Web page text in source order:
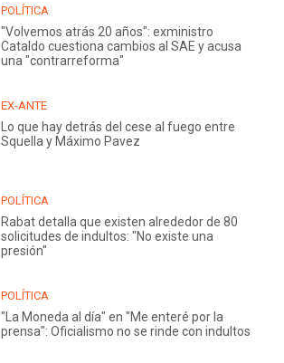
POLÍTICA
"Volvemos atrás 20 años": exministro
Cataldo cuestiona cambios al SAE y acusa
una "contrarreforma"
EX-ANTE
Lo que hay detrás del cese al fuego entre
Squella y Máximo Pavez
POLÍTICA
Rabat detalla que existen alrededor de 80
solicitudes de indultos: "No existe una
presión"
POLÍTICA
"La Moneda al día" en "Me enteré por la
prensa": Oficialismo no se rinde con indultos